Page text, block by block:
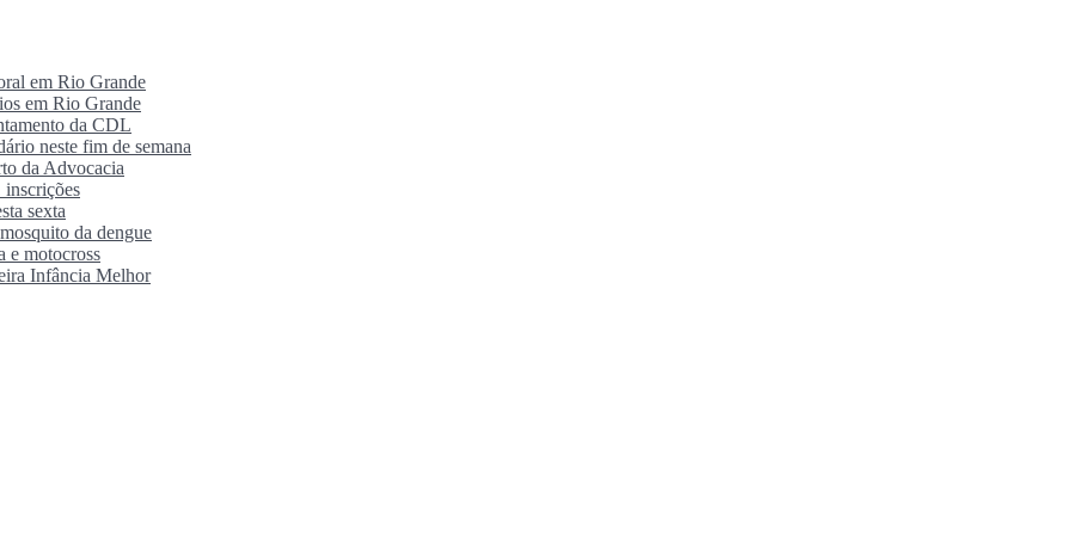
em Rio Grande
em Rio Grande
da CDL
neste fim de semana
da Advocacia
inscrições
sexta
da dengue
e motocross
Infância Melhor